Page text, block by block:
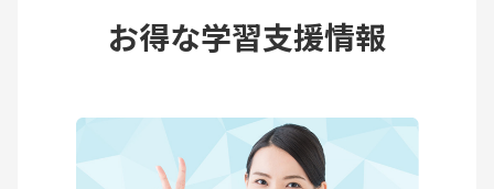
お得な学習支援情報